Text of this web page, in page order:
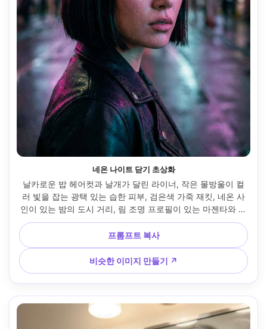
네온 나이트 닫기 초상화
날카로운 밥 헤어컷과 날개가 달린 라이너, 작은 물방울이 컬
러 빛을 잡는 광택 있는 습한 피부, 검은색 가죽 재킷, 네온 사
인이 있는 밤의 도시 거리, 림 조명 프로필이 있는 마젠타와 시
안 조명이 혼합된 여성, 후지필름 GFX100S, 110mm f/2, 타이
트한 반신 프레임, 강렬한 시선, 사실적인 텍스처, 제어된 하이
라이트, 시네마틱 컬러 그레이딩, 고해상도 --ar 4:5
프롬프트 복사
비슷한 이미지 만들기 ↗